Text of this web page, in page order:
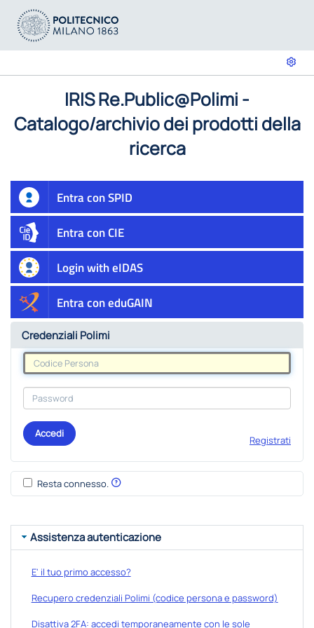
IRIS Re.Public@Polimi -
Catalogo/archivio dei prodotti della
ricerca
Entra con SPID
Entra con CIE
Login with eIDAS
Entra con eduGAIN
Credenziali Polimi
Accedi
Registrati
Resta connesso.
Assistenza autenticazione
E' il tuo primo accesso?
Recupero credenziali Polimi (codice persona e password)
Disattiva 2FA: accedi temporaneamente con le sole